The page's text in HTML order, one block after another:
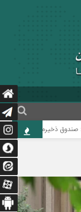
ذخیره فرهنگیان